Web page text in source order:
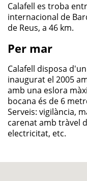
Calafell es troba
internacional de
de Reus, a 46 km.
Per mar
Calafell disposa
inaugurat el 2005
amb una eslora
bocana és de 6
Serveis: vigilància,
carenat amb tràvel
electricitat, etc.